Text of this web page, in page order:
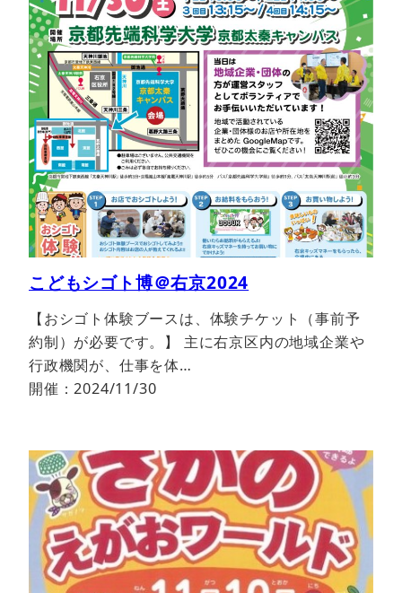
こどもシゴト博＠右京2024
【おシゴト体験ブースは、体験チケット（事前予
約制）が必要です。】 主に右京区内の地域企業や
行政機関が、仕事を体…
開催：2024/11/30